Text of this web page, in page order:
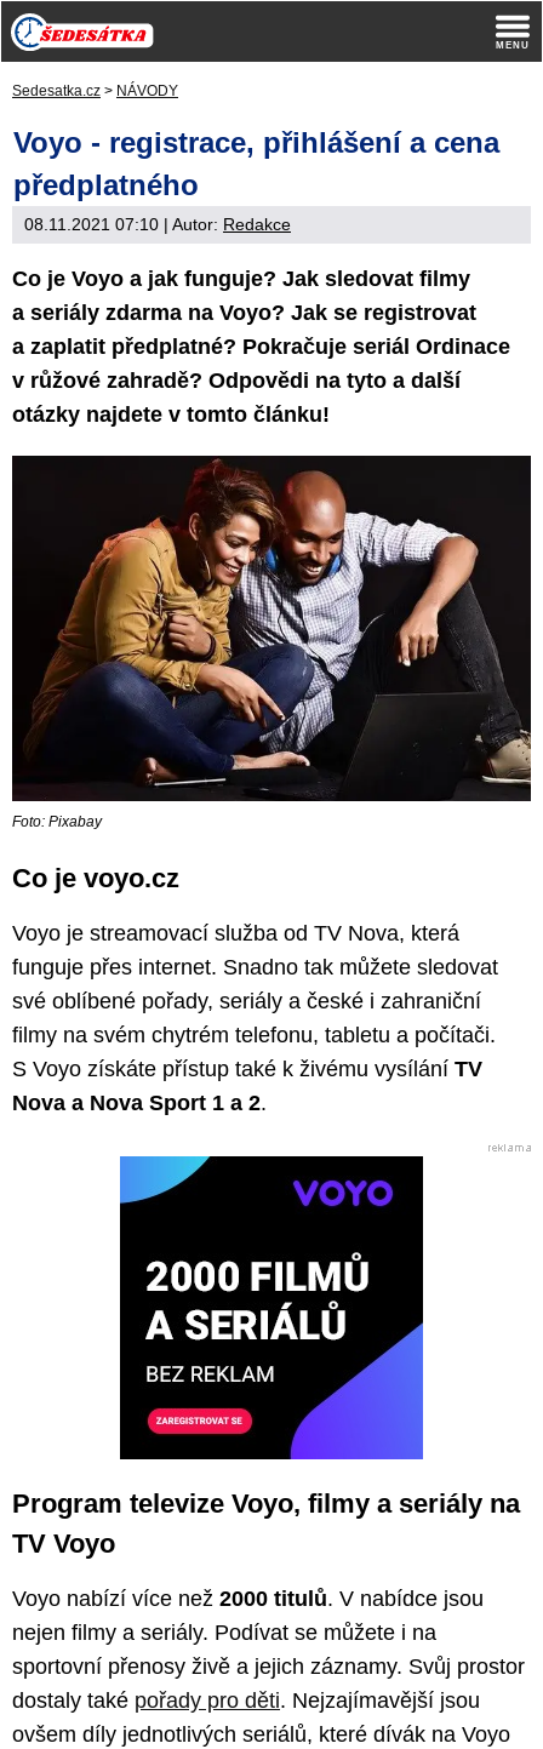
Sedesatka.cz > NÁVODY
Voyo - registrace, přihlášení a cena
předplatného
08.11.2021 07:10 | Autor: Redakce
Co je Voyo a jak funguje? Jak sledovat filmy
a seriály zdarma na Voyo? Jak se registrovat
a zaplatit předplatné? Pokračuje seriál Ordinace
v růžové zahradě? Odpovědi na tyto a další
otázky najdete v tomto článku!
Foto: Pixabay
Co je voyo.cz
Voyo je streamovací služba od TV Nova, která
funguje přes internet. Snadno tak můžete sledovat
své oblíbené pořady, seriály a české i zahraniční
filmy na svém chytrém telefonu, tabletu a počítači.
S Voyo získáte přístup také k živému vysílání TV
Nova a Nova Sport 1 a 2.
Program televize Voyo, filmy a seriály na
TV Voyo
Voyo nabízí více než 2000 titulů. V nabídce jsou
nejen filmy a seriály. Podívat se můžete i na
sportovní přenosy živě a jejich záznamy. Svůj prostor
dostaly také pořady pro děti. Nejzajímavější jsou
ovšem díly jednotlivých seriálů, které dívák na Voyo